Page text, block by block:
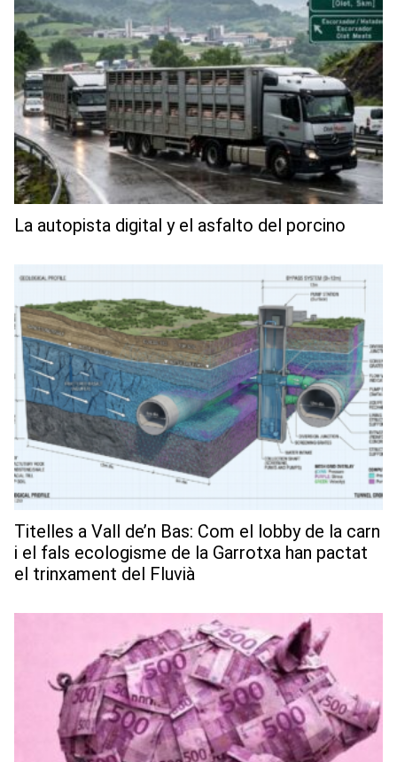
La autopista digital y el asfalto del porcino
Titelles a Vall de’n Bas: Com el lobby de la carn
i el fals ecologisme de la Garrotxa han pactat
el trinxament del Fluvià